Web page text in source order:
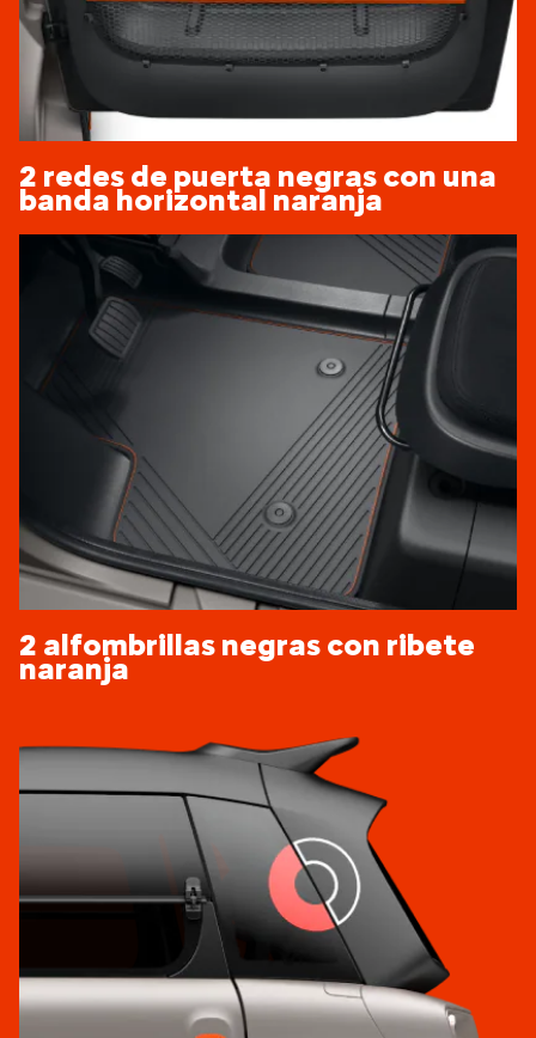
2 redes de puerta negras con una
banda horizontal naranja
2 alfombrillas negras con ribete
naranja